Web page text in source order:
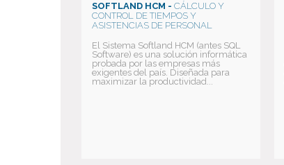
SOFTLAND HCM - CÁLCULO Y
CONTROL DE TIEMPOS Y
ASISTENCIAS DE PERSONAL
El Sistema Softland HCM (antes SQL
Software) es una solución informática
probada por las empresas más
exigentes del país. Diseñada para
maximizar la productividad...